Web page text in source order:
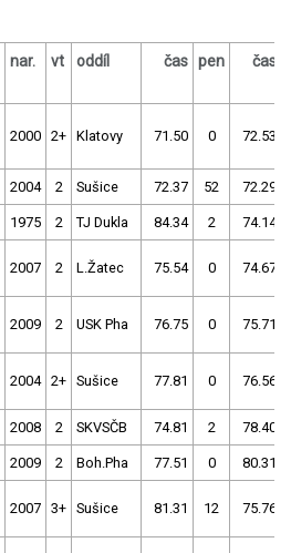
nar. vt oddíl čas pen čas
2000 2+ Klatovy 71.50 0 72.53
2004 2 Sušice 72.37 52 72.29
1975 2 TJ Dukla 84.34 2 74.14
2007 2 L.Žatec 75.54 0 74.67
2009 2 USK Pha 76.75 0 75.71
2004 2+ Sušice 77.81 0 76.56
2008 2 SKVSČB 74.81 2 78.40
2009 2 Boh.Pha 77.51 0 80.31
2007 3+ Sušice 81.31 12 75.76